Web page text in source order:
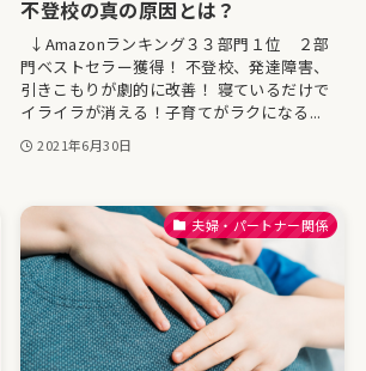
不登校の真の原因とは？
↓Amazonランキング３３部門１位 ２部
門ベストセラー獲得！ 不登校、発達障害、
引きこもりが劇的に改善！ 寝ているだけで
イライラが消える！子育てがラクになる...
2021年6月30日
夫婦・パートナー関係